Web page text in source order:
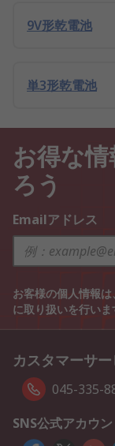
9V形乾電池
単3形乾電池
お得な
ろう
Emailアドレス
お客様の個人情報
に取り扱いを行いま
カスタマーサー
045-335-
SNS公式アカウン